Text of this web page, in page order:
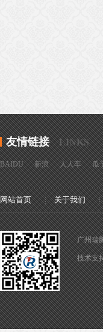
友情链接 LINKS
BAIDU 新浪 人人车 瓜
网站首页 关于我们
广州瑞
技术支